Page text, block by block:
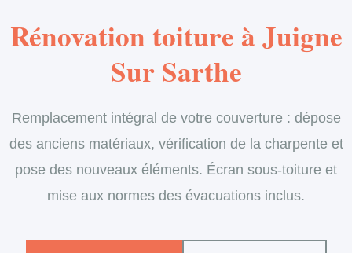
Rénovation toiture à Juigne
Sur Sarthe
Remplacement intégral de votre couverture : dépose
des anciens matériaux, vérification de la charpente et
pose des nouveaux éléments. Écran sous-toiture et
mise aux normes des évacuations inclus.